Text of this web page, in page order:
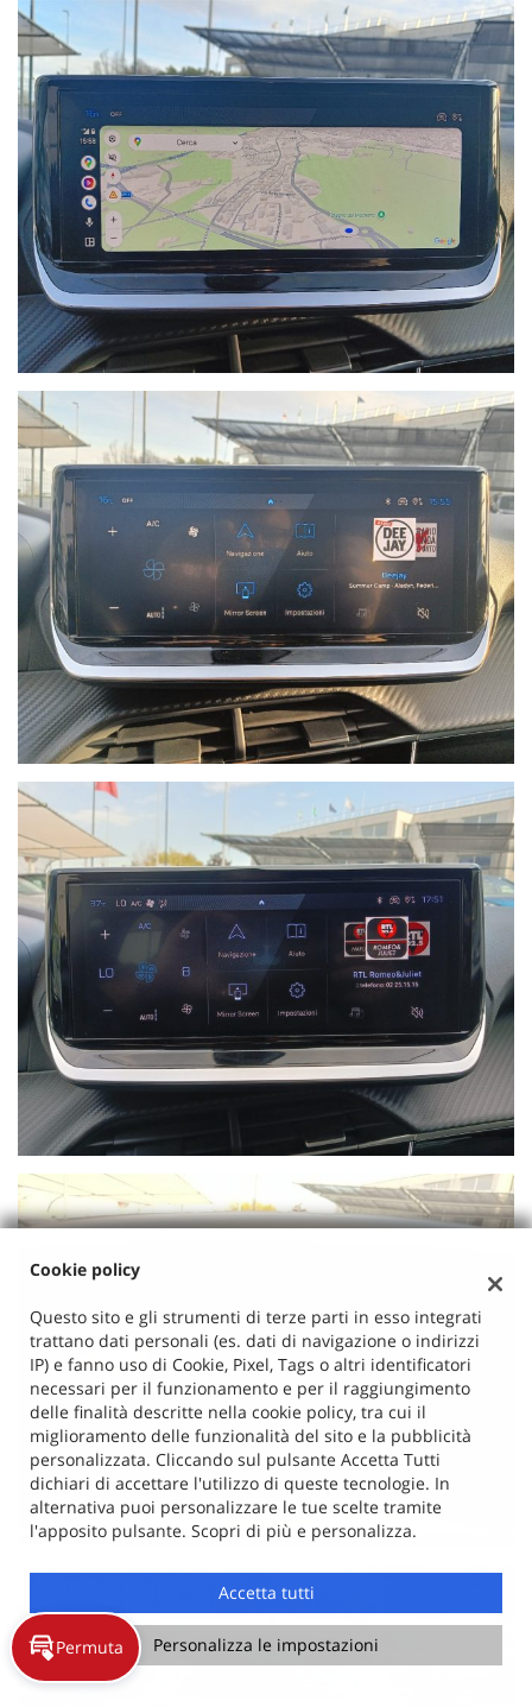
Cookie policy
Questo sito e gli strumenti di terze parti in esso integrati
trattano dati personali (es. dati di navigazione o indirizzi
IP) e fanno uso di Cookie, Pixel, Tags o altri identificatori
necessari per il funzionamento e per il raggiungimento
delle finalità descritte nella cookie policy, tra cui il
miglioramento delle funzionalità del sito e la pubblicità
personalizzata. Cliccando sul pulsante Accetta Tutti
dichiari di accettare l'utilizzo di queste tecnologie. In
alternativa puoi personalizzare le tue scelte tramite
l'apposito pulsante. Scopri di più e personalizza.
Accetta tutti
Personalizza le impostazioni
Permuta